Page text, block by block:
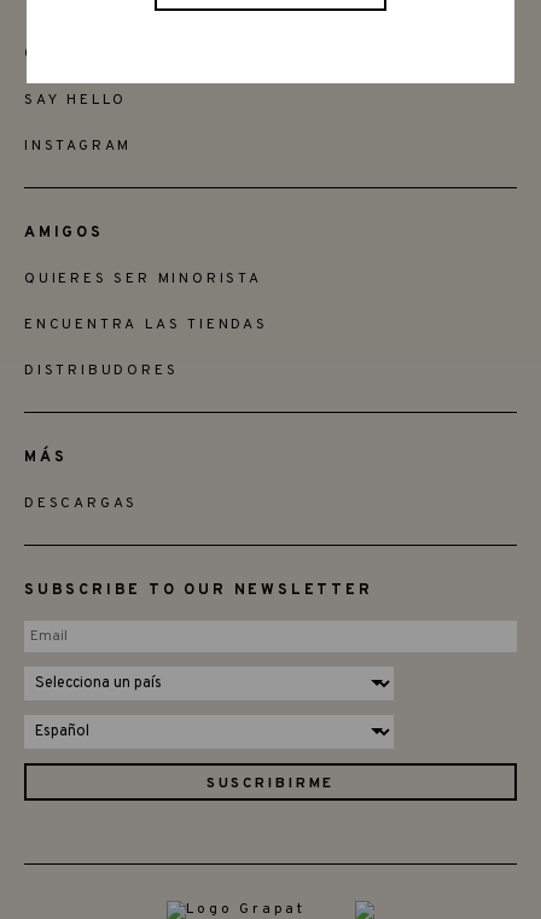
CONTACTAR
SAY HELLO
INSTAGRAM
AMIGOS
QUIERES SER MINORISTA
ENCUENTRA LAS TIENDAS
DISTRIBUDORES
MÁS
DESCARGAS
SUBSCRIBE TO OUR NEWSLETTER